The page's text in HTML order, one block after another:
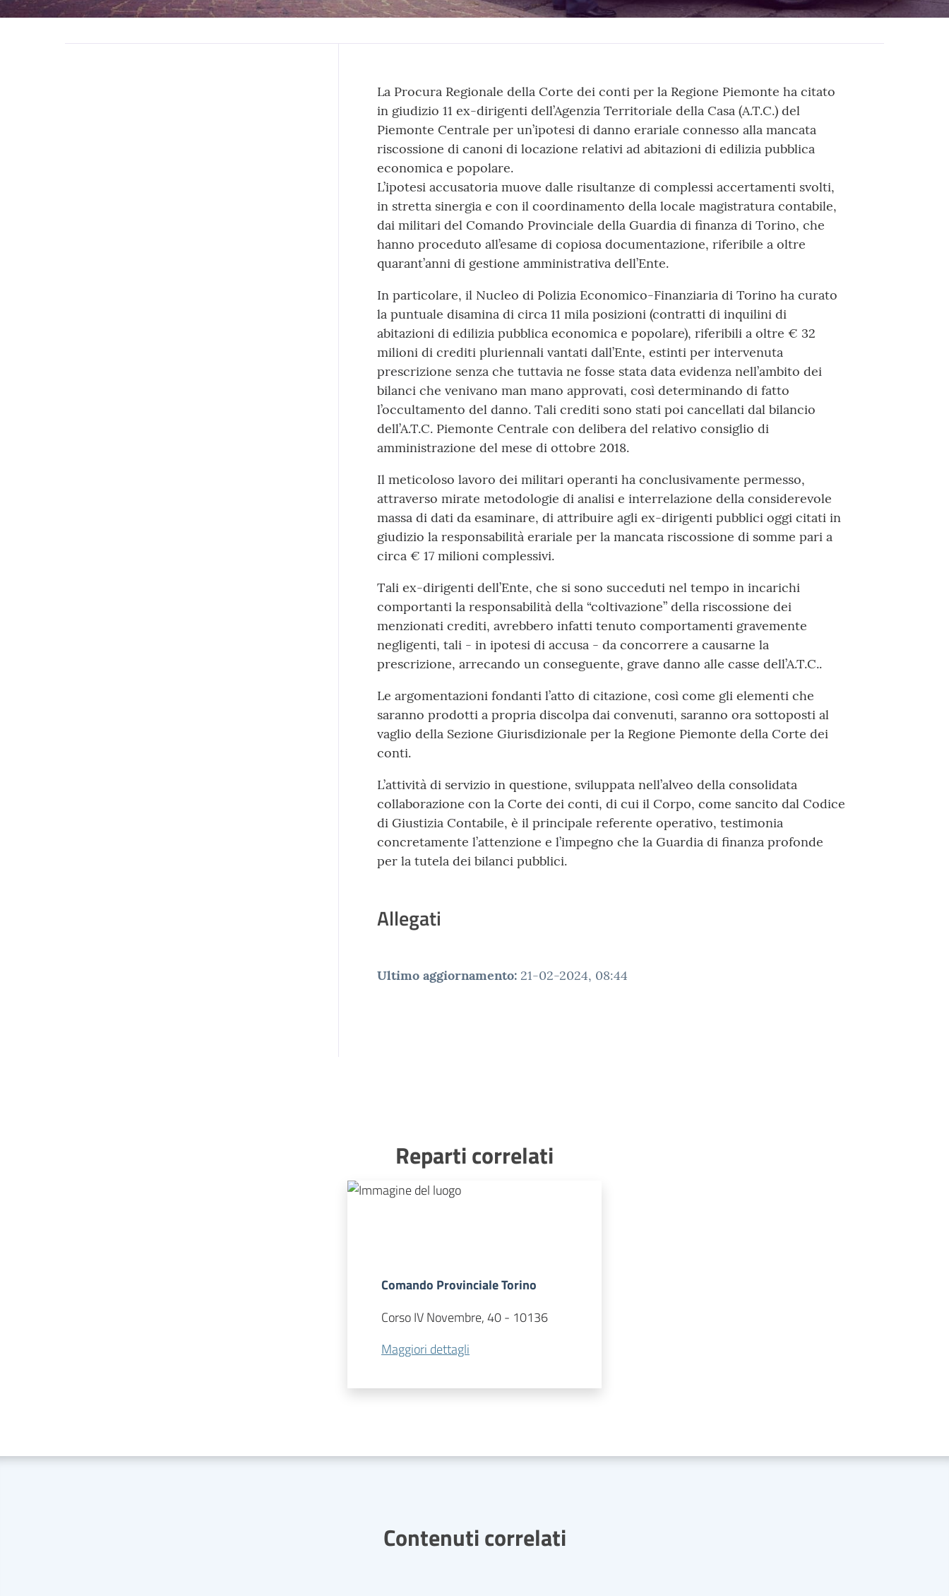
Contenuto
La Procura Regionale della Corte dei conti per la Regione Piemonte ha citato
in giudizio 11 ex-dirigenti dell’Agenzia Territoriale della Casa (A.T.C.) del
Piemonte Centrale per un’ipotesi di danno erariale connesso alla mancata
riscossione di canoni di locazione relativi ad abitazioni di edilizia pubblica
economica e popolare.
L’ipotesi accusatoria muove dalle risultanze di complessi accertamenti svolti,
in stretta sinergia e con il coordinamento della locale magistratura contabile,
dai militari del Comando Provinciale della Guardia di finanza di Torino, che
hanno proceduto all’esame di copiosa documentazione, riferibile a oltre
quarant’anni di gestione amministrativa dell’Ente.
In particolare, il Nucleo di Polizia Economico-Finanziaria di Torino ha curato
la puntuale disamina di circa 11 mila posizioni (contratti di inquilini di
abitazioni di edilizia pubblica economica e popolare), riferibili a oltre € 32
milioni di crediti pluriennali vantati dall’Ente, estinti per intervenuta
prescrizione senza che tuttavia ne fosse stata data evidenza nell’ambito dei
bilanci che venivano man mano approvati, così determinando di fatto
l’occultamento del danno. Tali crediti sono stati poi cancellati dal bilancio
dell’A.T.C. Piemonte Centrale con delibera del relativo consiglio di
amministrazione del mese di ottobre 2018.
Il meticoloso lavoro dei militari operanti ha conclusivamente permesso,
attraverso mirate metodologie di analisi e interrelazione della considerevole
massa di dati da esaminare, di attribuire agli ex-dirigenti pubblici oggi citati in
giudizio la responsabilità erariale per la mancata riscossione di somme pari a
circa € 17 milioni complessivi.
Tali ex-dirigenti dell’Ente, che si sono succeduti nel tempo in incarichi
comportanti la responsabilità della “coltivazione” della riscossione dei
menzionati crediti, avrebbero infatti tenuto comportamenti gravemente
negligenti, tali - in ipotesi di accusa - da concorrere a causarne la
prescrizione, arrecando un conseguente, grave danno alle casse dell’A.T.C..
Le argomentazioni fondanti l’atto di citazione, così come gli elementi che
saranno prodotti a propria discolpa dai convenuti, saranno ora sottoposti al
vaglio della Sezione Giurisdizionale per la Regione Piemonte della Corte dei
conti.
L’attività di servizio in questione, sviluppata nell’alveo della consolidata
collaborazione con la Corte dei conti, di cui il Corpo, come sancito dal Codice
di Giustizia Contabile, è il principale referente operativo, testimonia
concretamente l’attenzione e l’impegno che la Guardia di finanza profonde
per la tutela dei bilanci pubblici.
Allegati
Ultimo aggiornamento: 21-02-2024, 08:44
Reparti correlati
Comando Provinciale Torino
Corso IV Novembre, 40- 10136
Maggiori dettagli
Contenuti correlati